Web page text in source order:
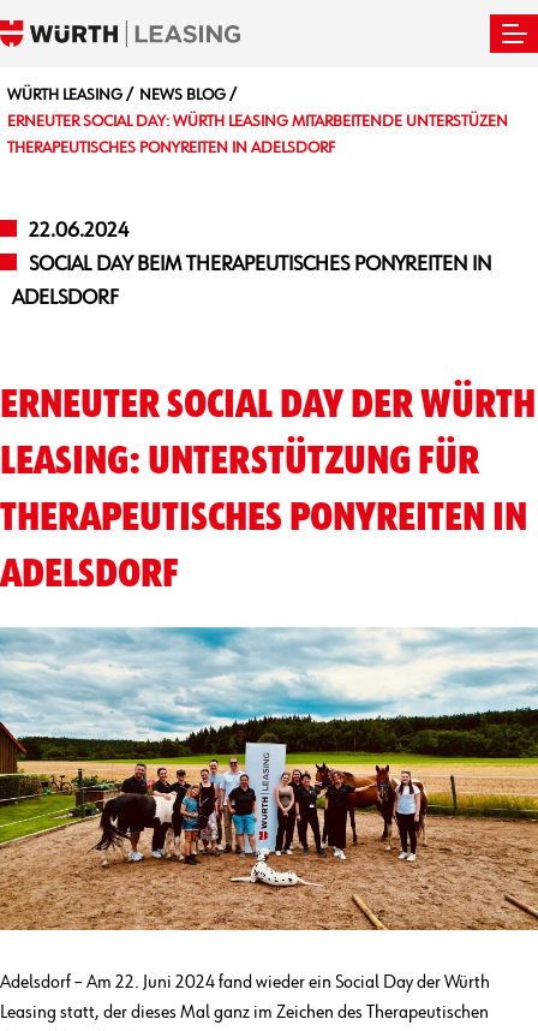
WÜRTH LEASING
NEWS BLOG
ERNEUTER SOCIAL DAY: WÜRTH LEASING MITARBEITENDE UNTERSTÜZEN
THERAPEUTISCHES PONYREITEN IN ADELSDORF
22.06.2024
SOCIAL DAY BEIM THERAPEUTISCHES PONYREITEN IN
ADELSDORF
ERNEUTER SOCIAL DAY DER WÜRTH
LEASING: UNTERSTÜTZUNG FÜR
THERAPEUTISCHES PONYREITEN IN
ADELSDORF
Adelsdorf – Am 22. Juni 2024 fand wieder ein Social Day der Würth
Leasing statt, der dieses Mal ganz im Zeichen des Therapeutischen